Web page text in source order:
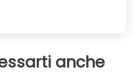
anche